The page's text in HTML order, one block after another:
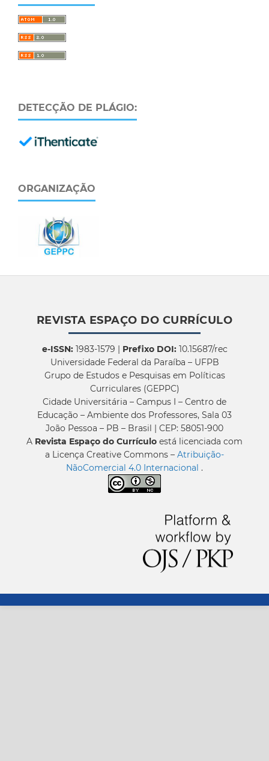
DETECÇÃO DE PLÁGIO:
ORGANIZAÇÃO
REVISTA ESPAÇO DO CURRÍCULO
e-ISSN:1983-1579 | Prefixo DOI:10.15687/rec
Universidade Federal da Paraíba – UFPB
Grupo de Estudos e Pesquisas em Políticas
Curriculares (GEPPC)
Cidade Universitária – Campus I – Centro de
Educação – Ambiente dos Professores, Sala 03
João Pessoa – PB – Brasil | CEP: 58051-900
A Revista Espaço do Currículo está licenciada com
a Licença Creative Commons – Atribuição-
NãoComercial 4.0 Internacional .